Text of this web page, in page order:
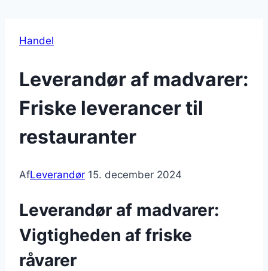
Handel
Leverandør af madvarer:
Friske leverancer til
restauranter
AfLeverandør 15. december 2024
Leverandør af madvarer:
Vigtigheden af friske
råvarer